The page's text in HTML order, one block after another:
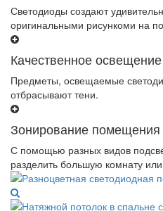
Светодиоды создают
оригинальными рисункоми на
Качественное освещение
Предметы, освещаемые
отбрасывают тени.
Зонирование помещения
С помощью разных видов
разделить большую комнату